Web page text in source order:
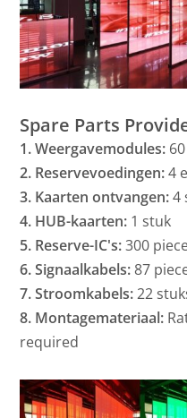
Spare Parts
1. Weergavemodules:
2. Reservevoedingen:4
3. Kaarten ontvangen:4
4. HUB-kaarten: 1 stuk
5. Reserve-IC's:300
6. Signaalkabels:87
7. Stroomkabels:22
8. Montagemateriaal:
required